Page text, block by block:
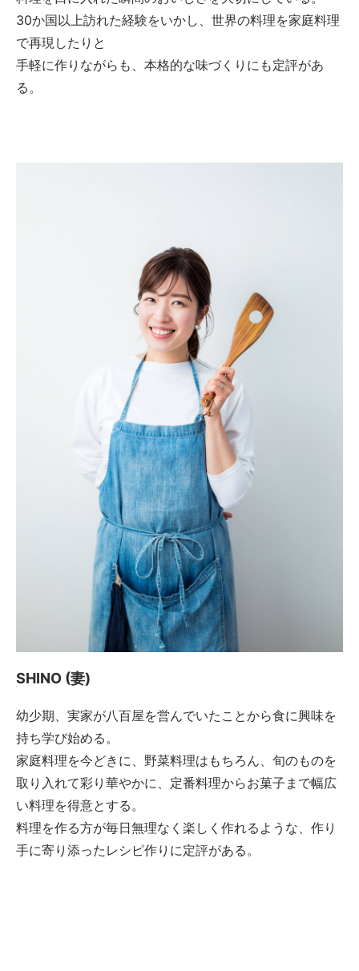
30か国以上訪れた経験をいかし、世界の料理を家庭料理
で再現したりと
手軽に作りながらも、本格的な味づくりにも定評があ
る。
SHINO (妻)
幼少期、実家が八百屋を営んでいたことから食に興味を
持ち学び始める。
家庭料理を今どきに、野菜料理はもちろん、旬のものを
取り入れて彩り華やかに、定番料理からお菓子まで幅広
い料理を得意とする。
料理を作る方が毎日無理なく楽しく作れるような、作り
手に寄り添ったレシピ作りに定評がある。